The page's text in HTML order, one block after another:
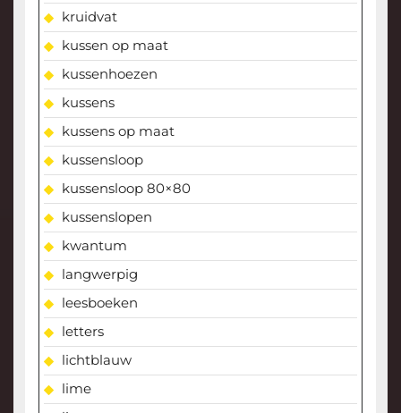
kruidvat
kussen op maat
kussenhoezen
kussens
kussens op maat
kussensloop
kussensloop 80×80
kussenslopen
kwantum
langwerpig
leesboeken
letters
lichtblauw
lime